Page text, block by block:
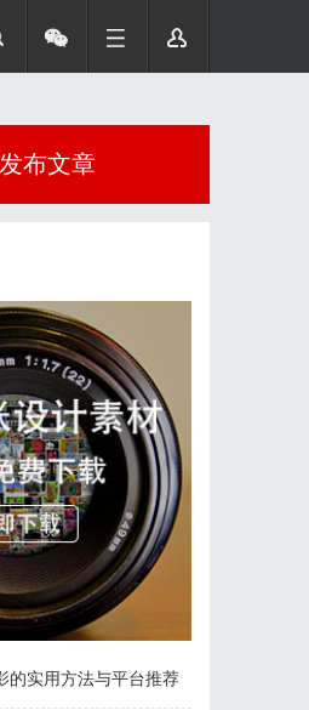
发布文章
的实用方法与平台推荐